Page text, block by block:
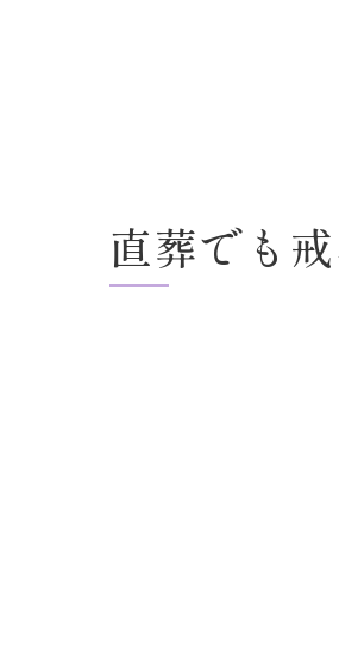
直葬でも